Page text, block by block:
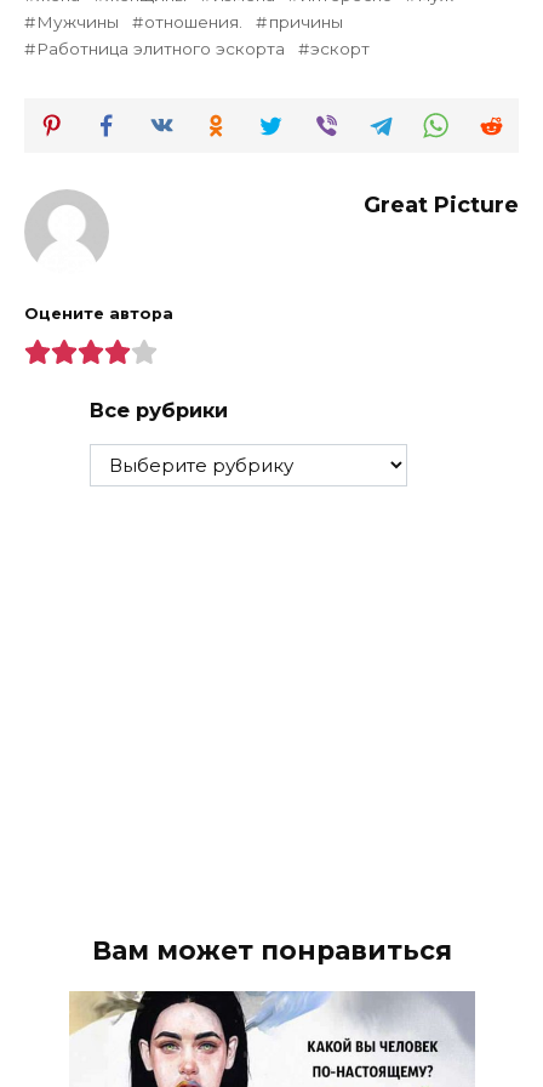
Мужчины
отношения.
причины
Работница элитного эскорта
эскорт
Great Picture
Оцените автора
Все рубрики
Все
рубрики
Вам может понравиться